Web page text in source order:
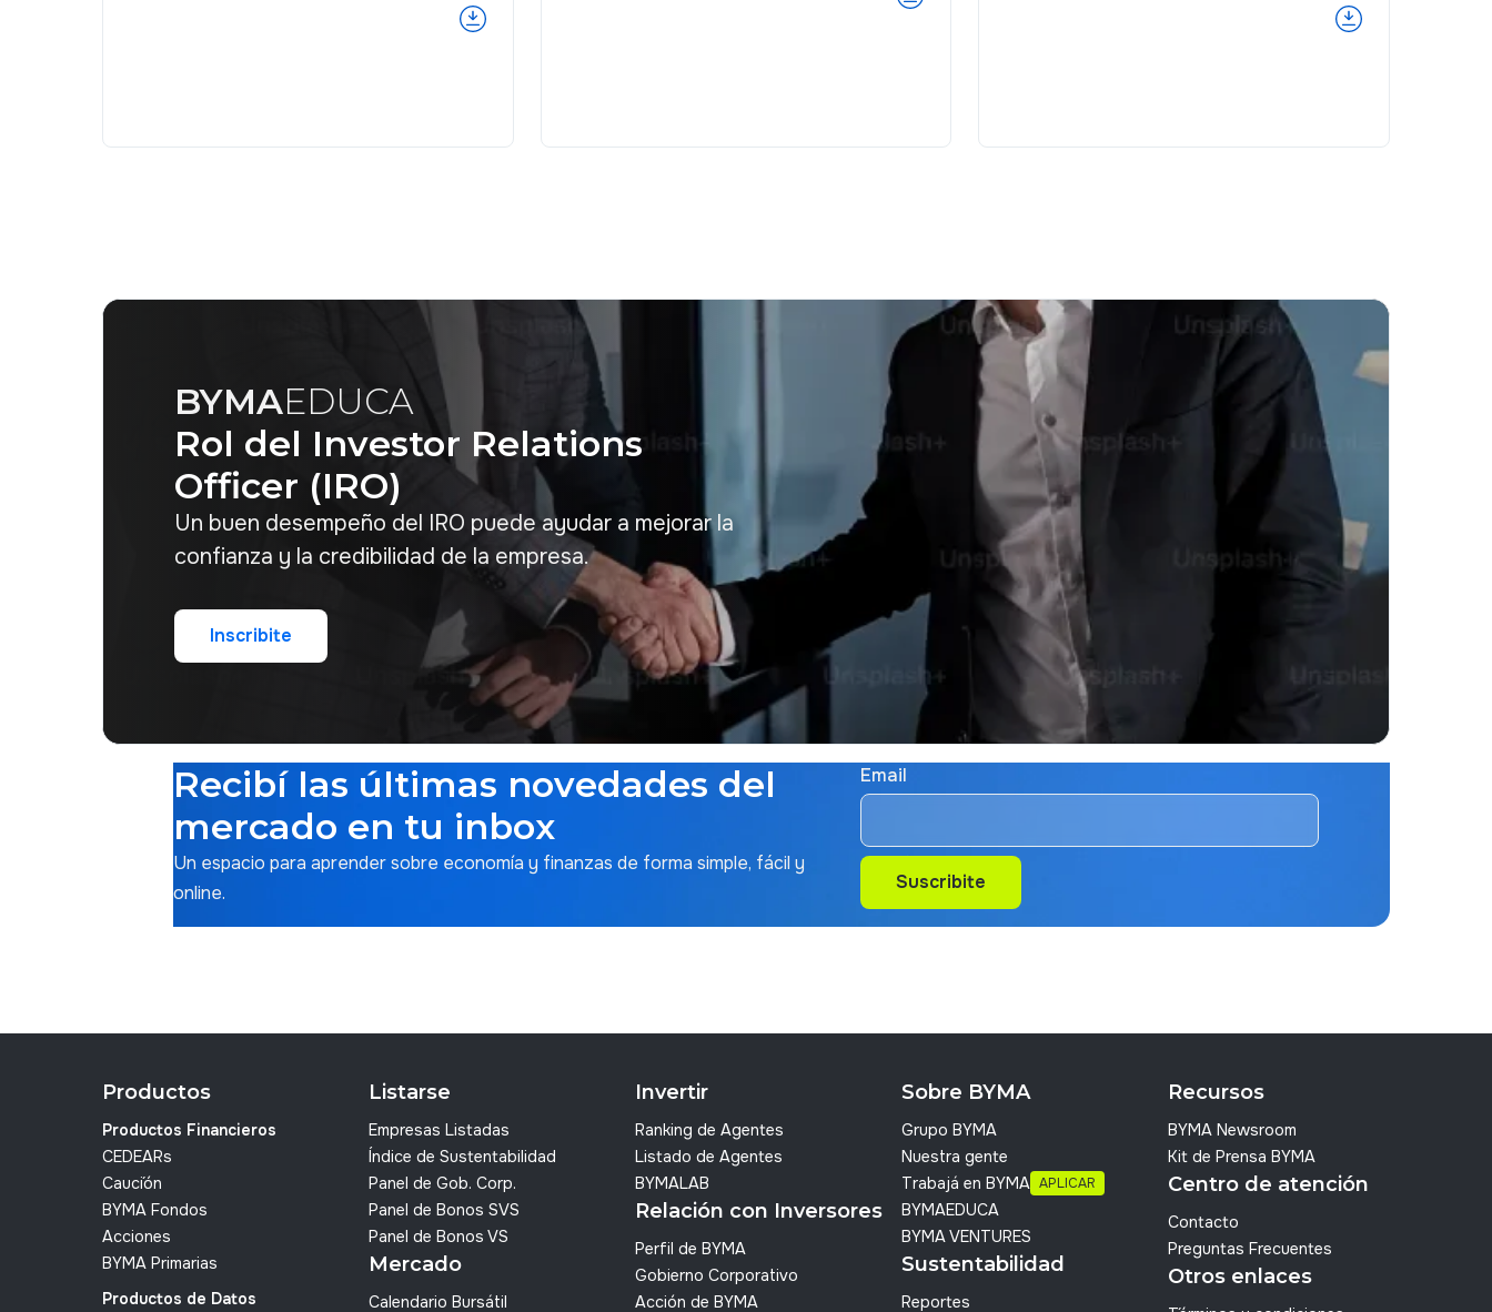
BYMAEDUCA
Rol del Investor Relations
Officer (IRO)
Un buen desempeño del IRO puede ayudar a mejorar la
confianza y la credibilidad de la empresa.
Inscribite
Recibí las últimas novedades del
mercado en tu inbox
Un espacio para aprender sobre economía y finanzas de forma simple, fácil y
online.
Email
Suscribite
Productos
Productos Financieros
CEDEARs
Cauci´ón
BYMA Fondos
Acciones
BYMA Primarias
Productos de Datos
Listarse
Empresas Listadas
Índice de Sustentabilidad
Panel de Gob. Corp.
Panel de Bonos SVS
Panel de Bonos VS
Mercado
Calendario Bursátil
Invertir
Ranking de Agentes
Listado de Agentes
BYMALAB
Relación con Inversores
Perfil de BYMA
Gobierno Corporativo
Acción de BYMA
Sobre BYMA
Grupo BYMA
Nuestra gente
Trabajá en BYMA APLICAR
BYMAEDUCA
BYMA VENTURES
Sustentabilidad
Reportes
Recursos
BYMA Newsroom
Kit de Prensa BYMA
Centro de atención
Contacto
Preguntas Frecuentes
Otros enlaces